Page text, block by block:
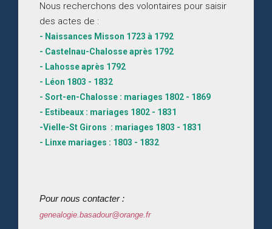
Nous recherchons des volontaires pour saisir
des actes de :
- Naissances Misson 1723 à 1792
- Castelnau-Chalosse après 1792
- Lahosse après 1792
- Léon 1803 - 1832
- Sort-en-Chalosse : mariages 1802 - 1869
- Estibeaux : mariages 1802 - 1831
-Vielle-St Girons : mariages 1803 - 1831
- Linxe mariages : 1803 - 1832
Pour nous contacter :
genealogie.basadour@orange.fr